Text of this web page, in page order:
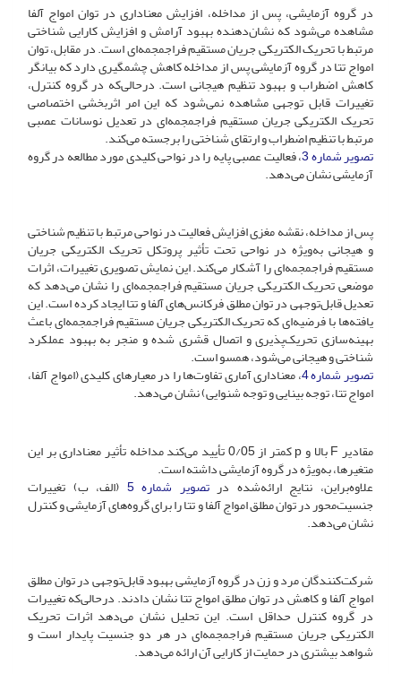
در گروه آزمایشی، پس از مداخله، افزایش معناداری در توان امواج آلفا
مشاهده می‌شود که نشان‌دهنده بهبود آرامش و افزایش کارایی شناختی
مرتبط با تحریک الکتریکی جریان مستقیم فراجمجمه‌ای است. در مقابل، توان
امواج تتا در گروه آزمایشی پس از مداخله کاهش چشمگیری دارد که بیانگر
کاهش اضطراب و بهبود تنظیم هیجانی است. در‌حالی‌که در گروه کنترل،
تغییرات قابل توجهی مشاهده نمی‌شود که این امر اثربخشی اختصاصی
تحریک الکتریکی جریان مستقیم فراجمجمه‌ای در تعدیل نوسانات عصبی
مرتبط با تنظیم اضطراب و ارتقای شناختی را برجسته می‌کند.
تصویر شماره 3 ، فعالیت عصبی پایه را در نواحی کلیدی مورد مطالعه در گروه
آزمایشی نشان می‌دهد.
پس از مداخله، نقشه مغزی افزایش فعالیت در نواحی مرتبط با تنظیم شناختی
و هیجانی به‌ویژه در نواحی تحت تأثیر پروتکل تحریک الکتریکی جریان
مستقیم فراجمجمه‌ای را آشکار می‌کند. این نمایش تصویری تغییرات، اثرات
موضعی تحریک الکتریکی جریان مستقیم فراجمجمه‌ای را نشان می‌دهد که
تعدیل قابل‌توجهی در توان مطلق فرکانس‌های آلفا و تتا ایجاد کرده است. این
یافته‌ها با فرضیه‌ای که تحریک الکتریکی جریان مستقیم فراجمجمه‌ای باعث
بهینه‌سازی تحریک‌پذیری و اتصال قشری شده و منجر به بهبود عملکرد
شناختی و هیجانی می‌شود، همسو است.
تصویر شماره 4 ، معناداری آماری تفاوت‌ها را در معیارهای کلیدی (امواج آلفا،
امواج تتا، توجه بینایی و توجه شنوایی) نشان می‌دهد.
مقادیر F بالا و p کمتر از 0/05 تأیید می‌کند مداخله تأثیر معناداری بر این
متغیرها، به‌ویژه در گروه آزمایشی داشته است.
علاوه‌بر‌این، نتایج ارائه‌شده درتصویر شماره 5 (الف، ب) تغییرات
جنسیت‌محور در توان مطلق امواج آلفا و تتا را برای گروه‌های آزمایشی و کنترل
نشان می‌دهد.
شرکت‌کنندگان مرد و زن در گروه آزمایشی بهبود قابل‌توجهی در توان مطلق
امواج آلفا و کاهش در توان مطلق امواج تتا نشان دادند. در‌حالی‌که تغییرات
در گروه کنترل حداقل است. این تحلیل نشان می‌دهد اثرات تحریک
الکتریکی جریان مستقیم فراجمجمه‌ای در هر دو جنسیت پایدار است و
شواهد بیشتری در حمایت از کارایی آن ارائه می‌دهد.